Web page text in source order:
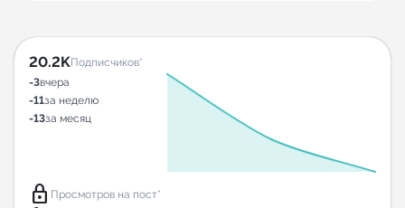
20.2KПодписчиков*
-3вчера
-11за неделю
-13за месяц
lock Просмотров на пост*